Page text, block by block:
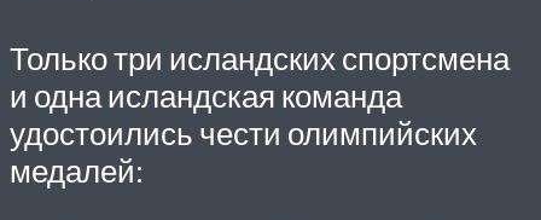
Только три исландских спортсмена
и одна исландская команда
удостоились чести олимпийских
медалей: